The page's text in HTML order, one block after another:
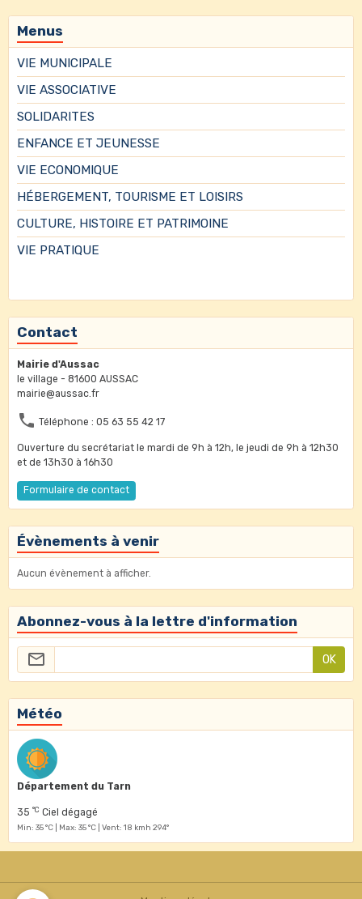
Menus
VIE MUNICIPALE
VIE ASSOCIATIVE
SOLIDARITES
ENFANCE ET JEUNESSE
VIE ECONOMIQUE
HÉBERGEMENT, TOURISME ET LOISIRS
CULTURE, HISTOIRE ET PATRIMOINE
VIE PRATIQUE
Contact
Mairie d'Aussac
le village - 81600 AUSSAC
mairie@aussac.fr
Téléphone : 05 63 55 42 17
Ouverture du secrétariat le mardi de 9h à 12h, le jeudi de 9h à 12h30
et de 13h30 à 16h30
Formulaire de contact
Évènements à venir
Aucun évènement à afficher.
Abonnez-vous à la lettre d'information
OK
Météo
Département du Tarn
35 °C Ciel dégagé
Min: 35 °C | Max: 35 °C | Vent: 18 kmh 294°